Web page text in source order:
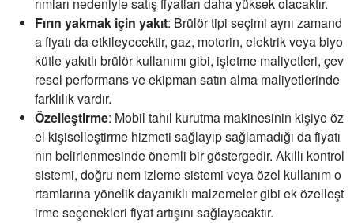
rımları nedeniyle satış fiyatları daha yüksek olacaktır.
Fırın yakmak için yakıt: Brülör tipi seçimi aynı zamand
a fiyatı da etkileyecektir, gaz, motorin, elektrik veya biyo
kütle yakıtlı brülör kullanımı gibi, işletme maliyetleri, çev
resel performans ve ekipman satın alma maliyetlerinde
farklılık vardır.
Özelleştirme: Mobil tahıl kurutma makinesinin kişiye öz
el kişiselleştirme hizmeti sağlayıp sağlamadığı da fiyatı
nın belirlenmesinde önemli bir göstergedir. Akıllı kontrol
sistemi, doğru nem izleme sistemi veya özel kullanım o
rtamlarına yönelik dayanıklı malzemeler gibi ek özelleşt
irme seçenekleri fiyat artışını sağlayacaktır.